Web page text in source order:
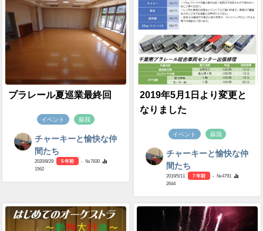
プラレール夏巡業最終回
イベント 蘇我
チャーキーと愉快な仲
間たち
2020/8/29 5 年前
- №7830
1562
2019年5月1日より変更と
なりました
イベント 蘇我
チャーキーと愉快な仲
間たち
2019/5/11 7 年前
- №4791
2644